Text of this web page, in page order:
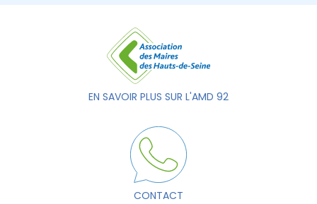
EN SAVOIR PLUS SUR L'AMD 92
CONTACT